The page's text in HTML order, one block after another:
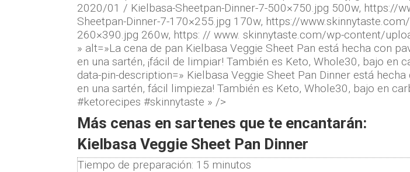
2020/01 / Kielbasa-Sheetpan-Dinner-7-500×750.jpg 500w,
Sheetpan-Dinner-7-170×255.jpg 170w, https://
260×390.jpg 260w, https: // www. skinnytaste.com/wp-content/
» alt=»La cena de pan Kielbasa Veggie Sheet Pan está hecha con
en una sartén, ¡fácil de limpiar! También es Keto, Whole30, bajo en
data-pin-description=» Kielbasa Veggie Sheet Pan Dinner está
en una sartén, fácil limpieza! También es Keto, Whole30, bajo en
#ketorecipes #skinnytaste » />
Más cenas en sartenes que te encantarán:
Kielbasa Veggie Sheet Pan Dinner
Tiempo de preparación: 15 minutos